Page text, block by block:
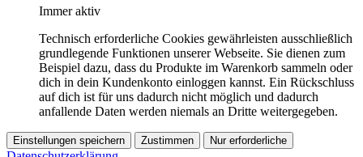
Immer aktiv
Technisch erforderliche Cookies gewährleisten ausschließlich
grundlegende Funktionen unserer Webseite. Sie dienen zum
Beispiel dazu, dass du Produkte im Warenkorb sammeln oder
dich in dein Kundenkonto einloggen kannst. Ein Rückschluss
auf dich ist für uns dadurch nicht möglich und dadurch
anfallende Daten werden niemals an Dritte weitergegeben.
Einstellungen speichern Zustimmen Nur erforderliche